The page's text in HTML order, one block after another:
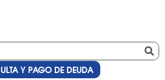
Y PAGO DE DEUDA